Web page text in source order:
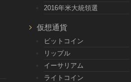
2016年米大統領選
仮想通貨
ビットコイン
リップル
イーサリアム
ライトコイン